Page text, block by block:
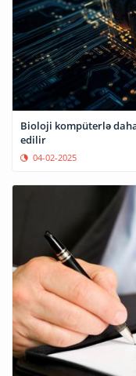
Bioloji kompüterlə
edilir
04-02-2025